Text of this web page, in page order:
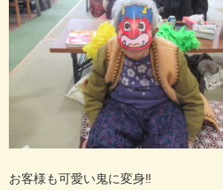
お客様も可愛い鬼に変身‼